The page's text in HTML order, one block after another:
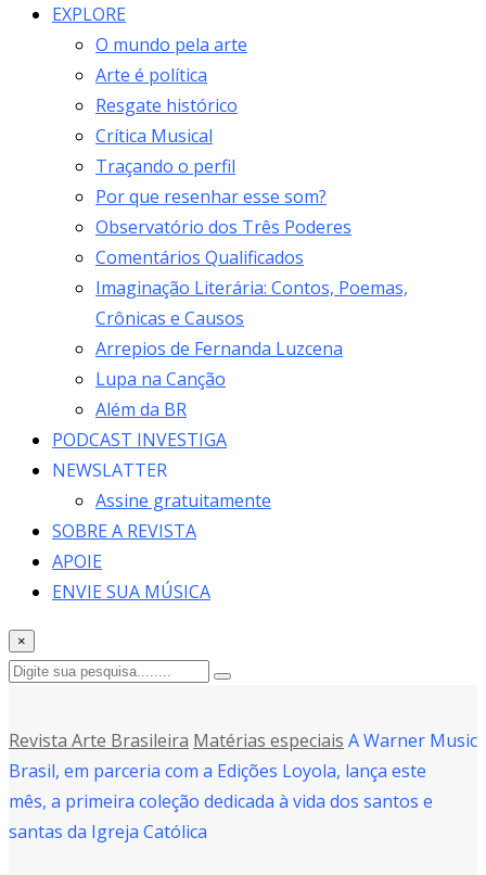
EXPLORE
O mundo pela arte
Arte é política
Resgate histórico
Crítica Musical
Traçando o perfil
Por que resenhar esse som?
Observatório dos Três Poderes
Comentários Qualificados
Imaginação Literária: Contos, Poemas,
Crônicas e Causos
Arrepios de Fernanda Luzcena
Lupa na Canção
Além da BR
PODCAST INVESTIGA
NEWSLATTER
Assine gratuitamente
SOBRE A REVISTA
APOIE
ENVIE SUA MÚSICA
×
Revista Arte Brasileira Matérias especiais A Warner Music
Brasil, em parceria com a Edições Loyola, lança este
mês, a primeira coleção dedicada à vida dos santos e
santas da Igreja Católica